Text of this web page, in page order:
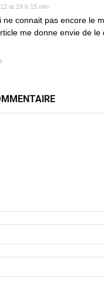
at 19 h 15 min
ne connait pas encore le
me donne envie de le